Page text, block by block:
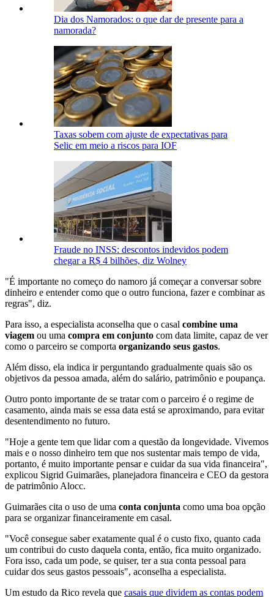
Dia dos Namorados: o que dar de presente para a
namorada?
Taxas sobem com ajuste de expectativas para
Selic em meio a riscos para IOF
Fraude no INSS: descontos indevidos podem
chegar a R$ 4 bilhões, diz Wolney
"É importante no começo do namoro já começar a conversar sobre
dinheiro e entender como que o outro funciona, fazer e combinar as
regras", diz.
Para isso, a especialista aconselha que o casal combine uma
viagem ou uma compra em conjunto com data limite, capaz de ver
como o parceiro se comporta organizando seus gastos.
Além disso, ela indica ir perguntando gradualmente quais são os
objetivos da pessoa amada, além do salário, patrimônio e poupança.
Outro ponto importante de se tratar com o parceiro é o regime de
casamento, ainda mais se essa data está se aproximando, para evitar
desentendimento no futuro.
"Hoje a gente tem que lidar com a questão da longevidade. Vivemos
mais e o nosso dinheiro tem que nos sustentar mais tempo de vida,
portanto, é muito importante pensar e cuidar da sua vida financeira",
explicou Sigrid Guimarães, planejadora financeira e CEO da gestora
de patrimônio Alocc.
Guimarães cita o uso de uma conta conjunta como uma boa opção
para se organizar financeiramente em casal.
"Você consegue saber exatamente qual é o custo fixo, quanto cada
um contribui do custo daquela conta, então, fica muito organizado.
Fora isso, cada um pode, se quiser, ter a sua conta pessoal para
cuidar dos seus gastos pessoais", aconselha a especialista.
Um estudo da Rico revela que casais que dividem as contas podem